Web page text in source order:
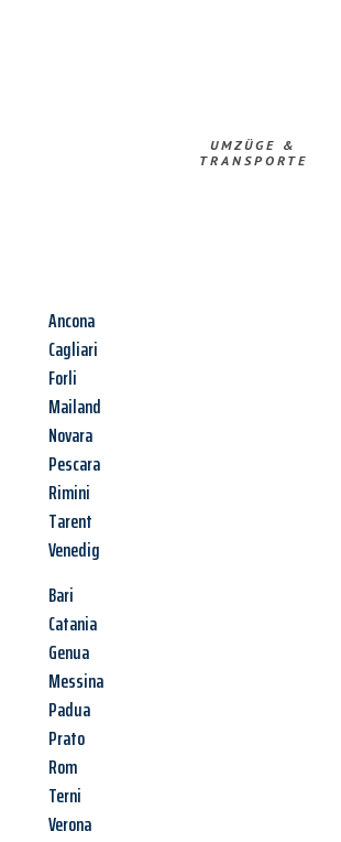
UMZÜGE &
TRANSPORTE
Ancona
Cagliari
Forli
Mailand
Novara
Pescara
Rimini
Tarent
Venedig
Bari
Catania
Genua
Messina
Padua
Prato
Rom
Terni
Verona